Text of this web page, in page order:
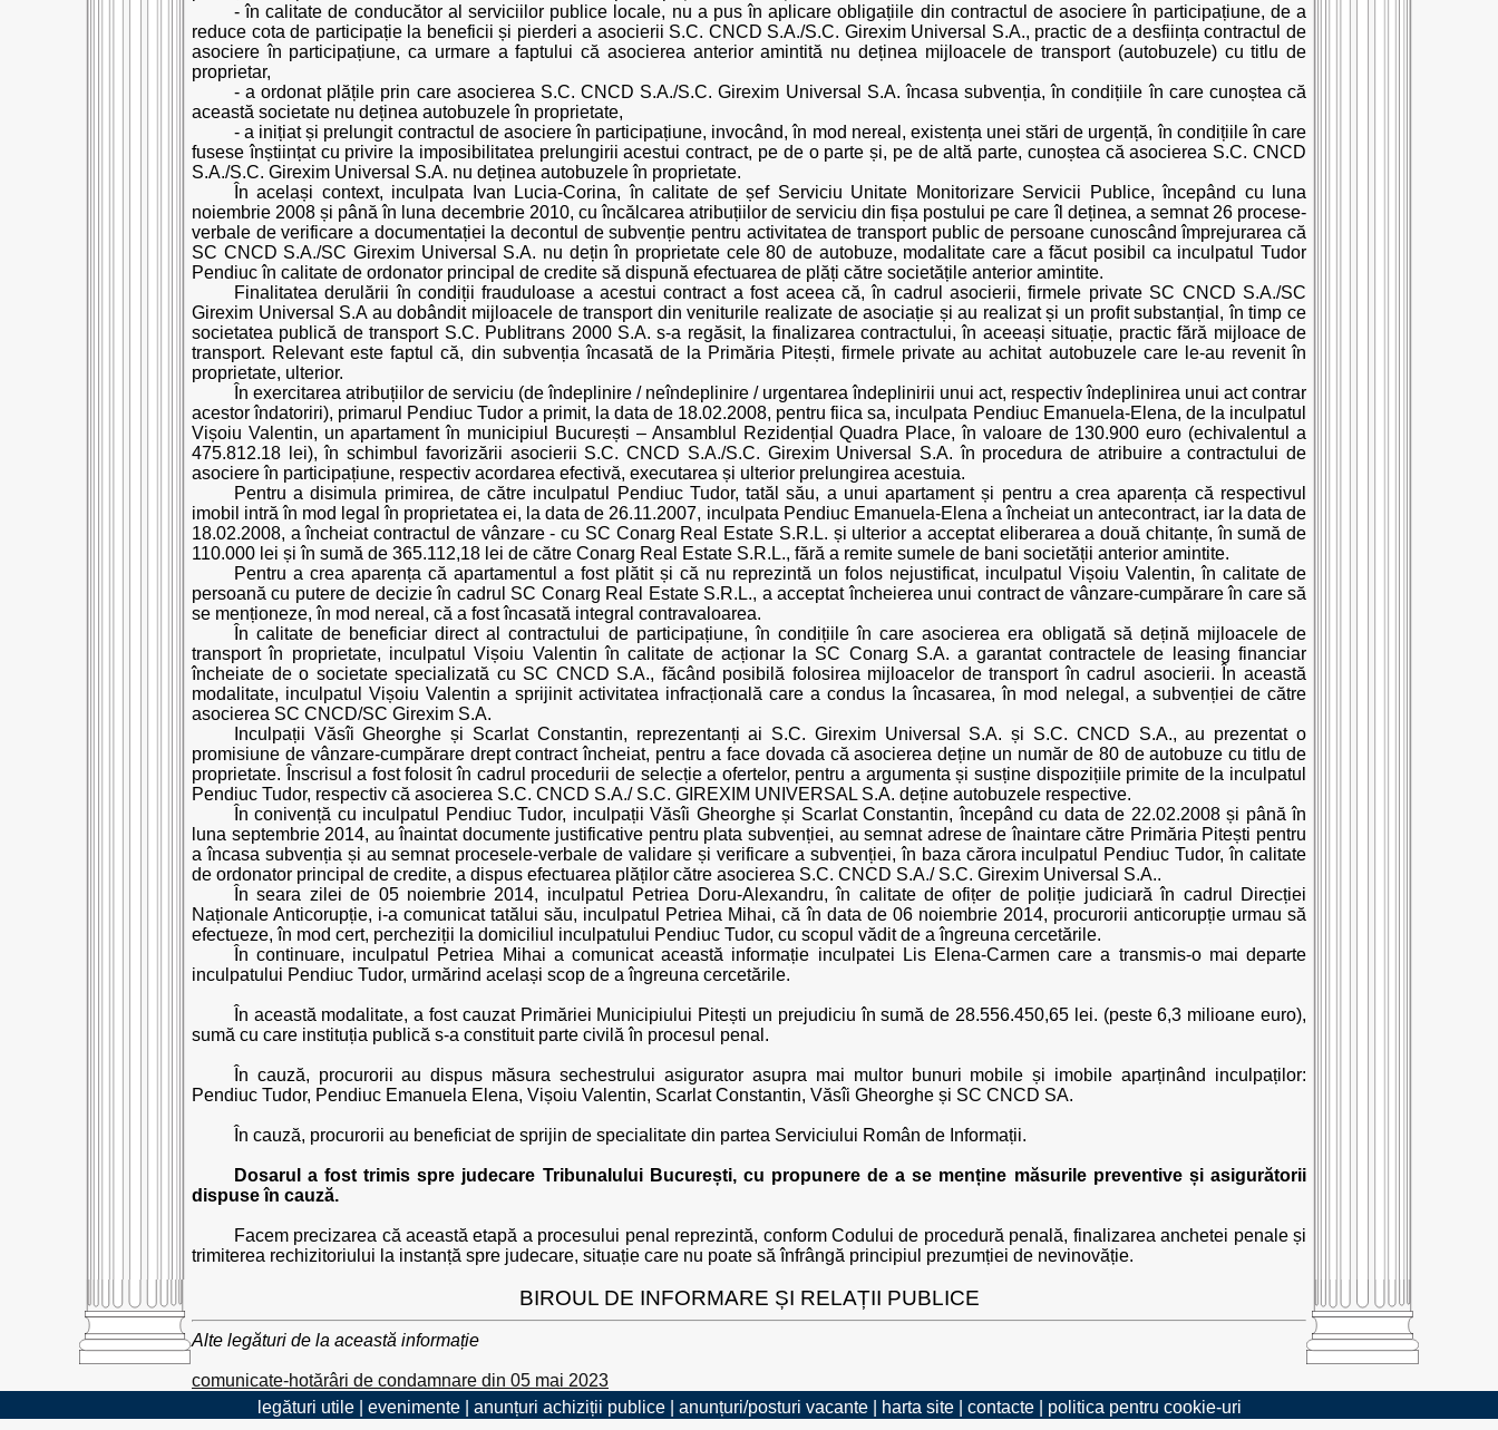
- în calitate de conducător al serviciilor publice locale, nu a pus în aplicare obligațiile din contractul de asociere în participațiune, de a
reduce cota de participație la beneficii și pierderi a asocierii S.C. CNCD S.A./S.C. Girexim Universal S.A., practic de a desființa contractul de
asociere în participațiune, ca urmare a faptului că asocierea anterior amintită nu deținea mijloacele de transport (autobuzele) cu titlu de
proprietar,
- a ordonat plățile prin care asocierea S.C. CNCD S.A./S.C. Girexim Universal S.A. încasa subvenția, în condițiile în care cunoștea că
această societate nu deținea autobuzele în proprietate,
- a inițiat și prelungit contractul de asociere în participațiune, invocând, în mod nereal, existența unei stări de urgență, în condițiile în care
fusese înștiințat cu privire la imposibilitatea prelungirii acestui contract, pe de o parte și, pe de altă parte, cunoștea că asocierea S.C. CNCD
S.A./S.C. Girexim Universal S.A. nu deținea autobuzele în proprietate.
În același context, inculpata Ivan Lucia-Corina, în calitate de șef Serviciu Unitate Monitorizare Servicii Publice, începând cu luna
noiembrie 2008 și până în luna decembrie 2010, cu încălcarea atribuțiilor de serviciu din fișa postului pe care îl deținea, a semnat 26 procese-
verbale de verificare a documentației la decontul de subvenție pentru activitatea de transport public de persoane cunoscând împrejurarea că
SC CNCD S.A./SC Girexim Universal S.A. nu dețin în proprietate cele 80 de autobuze, modalitate care a făcut posibil ca inculpatul Tudor
Pendiuc în calitate de ordonator principal de credite să dispună efectuarea de plăți către societățile anterior amintite.
Finalitatea derulării în condiții frauduloase a acestui contract a fost aceea că, în cadrul asocierii, firmele private SC CNCD S.A./SC
Girexim Universal S.A au dobândit mijloacele de transport din veniturile realizate de asociație și au realizat și un profit substanțial, în timp ce
societatea publică de transport S.C. Publitrans 2000 S.A. s-a regăsit, la finalizarea contractului, în aceeași situație, practic fără mijloace de
transport. Relevant este faptul că, din subvenția încasată de la Primăria Pitești, firmele private au achitat autobuzele care le-au revenit în
proprietate, ulterior.
În exercitarea atribuțiilor de serviciu (de îndeplinire / neîndeplinire / urgentarea îndeplinirii unui act, respectiv îndeplinirea unui act contrar
acestor îndatoriri), primarul Pendiuc Tudor a primit, la data de 18.02.2008, pentru fiica sa, inculpata Pendiuc Emanuela-Elena, de la inculpatul
Vișoiu Valentin, un apartament în municipiul București – Ansamblul Rezidențial Quadra Place, în valoare de 130.900 euro (echivalentul a
475.812.18 lei), în schimbul favorizării asocierii S.C. CNCD S.A./S.C. Girexim Universal S.A. în procedura de atribuire a contractului de
asociere în participațiune, respectiv acordarea efectivă, executarea și ulterior prelungirea acestuia.
Pentru a disimula primirea, de către inculpatul Pendiuc Tudor, tatăl său, a unui apartament și pentru a crea aparența că respectivul
imobil intră în mod legal în proprietatea ei, la data de 26.11.2007, inculpata Pendiuc Emanuela-Elena a încheiat un antecontract, iar la data de
18.02.2008, a încheiat contractul de vânzare - cu SC Conarg Real Estate S.R.L. și ulterior a acceptat eliberarea a două chitanțe, în sumă de
110.000 lei și în sumă de 365.112,18 lei de către Conarg Real Estate S.R.L., fără a remite sumele de bani societății anterior amintite.
Pentru a crea aparența că apartamentul a fost plătit și că nu reprezintă un folos nejustificat, inculpatul Vișoiu Valentin, în calitate de
persoană cu putere de decizie în cadrul SC Conarg Real Estate S.R.L., a acceptat încheierea unui contract de vânzare-cumpărare în care să
se menționeze, în mod nereal, că a fost încasată integral contravaloarea.
În calitate de beneficiar direct al contractului de participațiune, în condițiile în care asocierea era obligată să dețină mijloacele de
transport în proprietate, inculpatul Vișoiu Valentin în calitate de acționar la SC Conarg S.A. a garantat contractele de leasing financiar
încheiate de o societate specializată cu SC CNCD S.A., făcând posibilă folosirea mijloacelor de transport în cadrul asocierii. În această
modalitate, inculpatul Vișoiu Valentin a sprijinit activitatea infracțională care a condus la încasarea, în mod nelegal, a subvenției de către
asocierea SC CNCD/SC Girexim S.A.
Inculpații Văsîi Gheorghe și Scarlat Constantin, reprezentanți ai S.C. Girexim Universal S.A. și S.C. CNCD S.A., au prezentat o
promisiune de vânzare-cumpărare drept contract încheiat, pentru a face dovada că asocierea deține un număr de 80 de autobuze cu titlu de
proprietate. Înscrisul a fost folosit în cadrul procedurii de selecție a ofertelor, pentru a argumenta și susține dispozițiile primite de la inculpatul
Pendiuc Tudor, respectiv că asocierea S.C. CNCD S.A./ S.C. GIREXIM UNIVERSAL S.A. deține autobuzele respective.
În conivență cu inculpatul Pendiuc Tudor, inculpații Văsîi Gheorghe și Scarlat Constantin, începând cu data de 22.02.2008 și până în
luna septembrie 2014, au înaintat documente justificative pentru plata subvenției, au semnat adrese de înaintare către Primăria Pitești pentru
a încasa subvenția și au semnat procesele-verbale de validare și verificare a subvenției, în baza cărora inculpatul Pendiuc Tudor, în calitate
de ordonator principal de credite, a dispus efectuarea plăților către asocierea S.C. CNCD S.A./ S.C. Girexim Universal S.A..
În seara zilei de 05 noiembrie 2014, inculpatul Petriea Doru-Alexandru, în calitate de ofițer de poliție judiciară în cadrul Direcției
Naționale Anticorupție, i-a comunicat tatălui său, inculpatul Petriea Mihai, că în data de 06 noiembrie 2014, procurorii anticorupție urmau să
efectueze, în mod cert, percheziții la domiciliul inculpatului Pendiuc Tudor, cu scopul vădit de a îngreuna cercetările.
În continuare, inculpatul Petriea Mihai a comunicat această informație inculpatei Lis Elena-Carmen care a transmis-o mai departe
inculpatului Pendiuc Tudor, urmărind același scop de a îngreuna cercetările.
În această modalitate, a fost cauzat Primăriei Municipiului Pitești un prejudiciu în sumă de 28.556.450,65 lei. (peste 6,3 milioane euro),
sumă cu care instituția publică s-a constituit parte civilă în procesul penal.
În cauză, procurorii au dispus măsura sechestrului asigurator asupra mai multor bunuri mobile și imobile aparținând inculpaților:
Pendiuc Tudor, Pendiuc Emanuela Elena, Vișoiu Valentin, Scarlat Constantin, Văsîi Gheorghe și SC CNCD SA.
În cauză, procurorii au beneficiat de sprijin de specialitate din partea Serviciului Român de Informații.
Dosarul a fost trimis spre judecare Tribunalului București, cu propunere de a se menține măsurile preventive și asigurătorii
dispuse în cauză.
Facem precizarea că această etapă a procesului penal reprezintă, conform Codului de procedură penală, finalizarea anchetei penale și
trimiterea rechizitoriului la instanță spre judecare, situație care nu poate să înfrângă principiul prezumției de nevinovăție.
BIROUL DE INFORMARE ȘI RELAȚII PUBLICE
Alte legături de la această informație
comunicate-hotărâri de condamnare din 05 mai 2023
legături utile| evenimente| anunțuri achiziții publice| anunțuri/posturi vacante| harta site| contacte| politica pentru cookie-uri